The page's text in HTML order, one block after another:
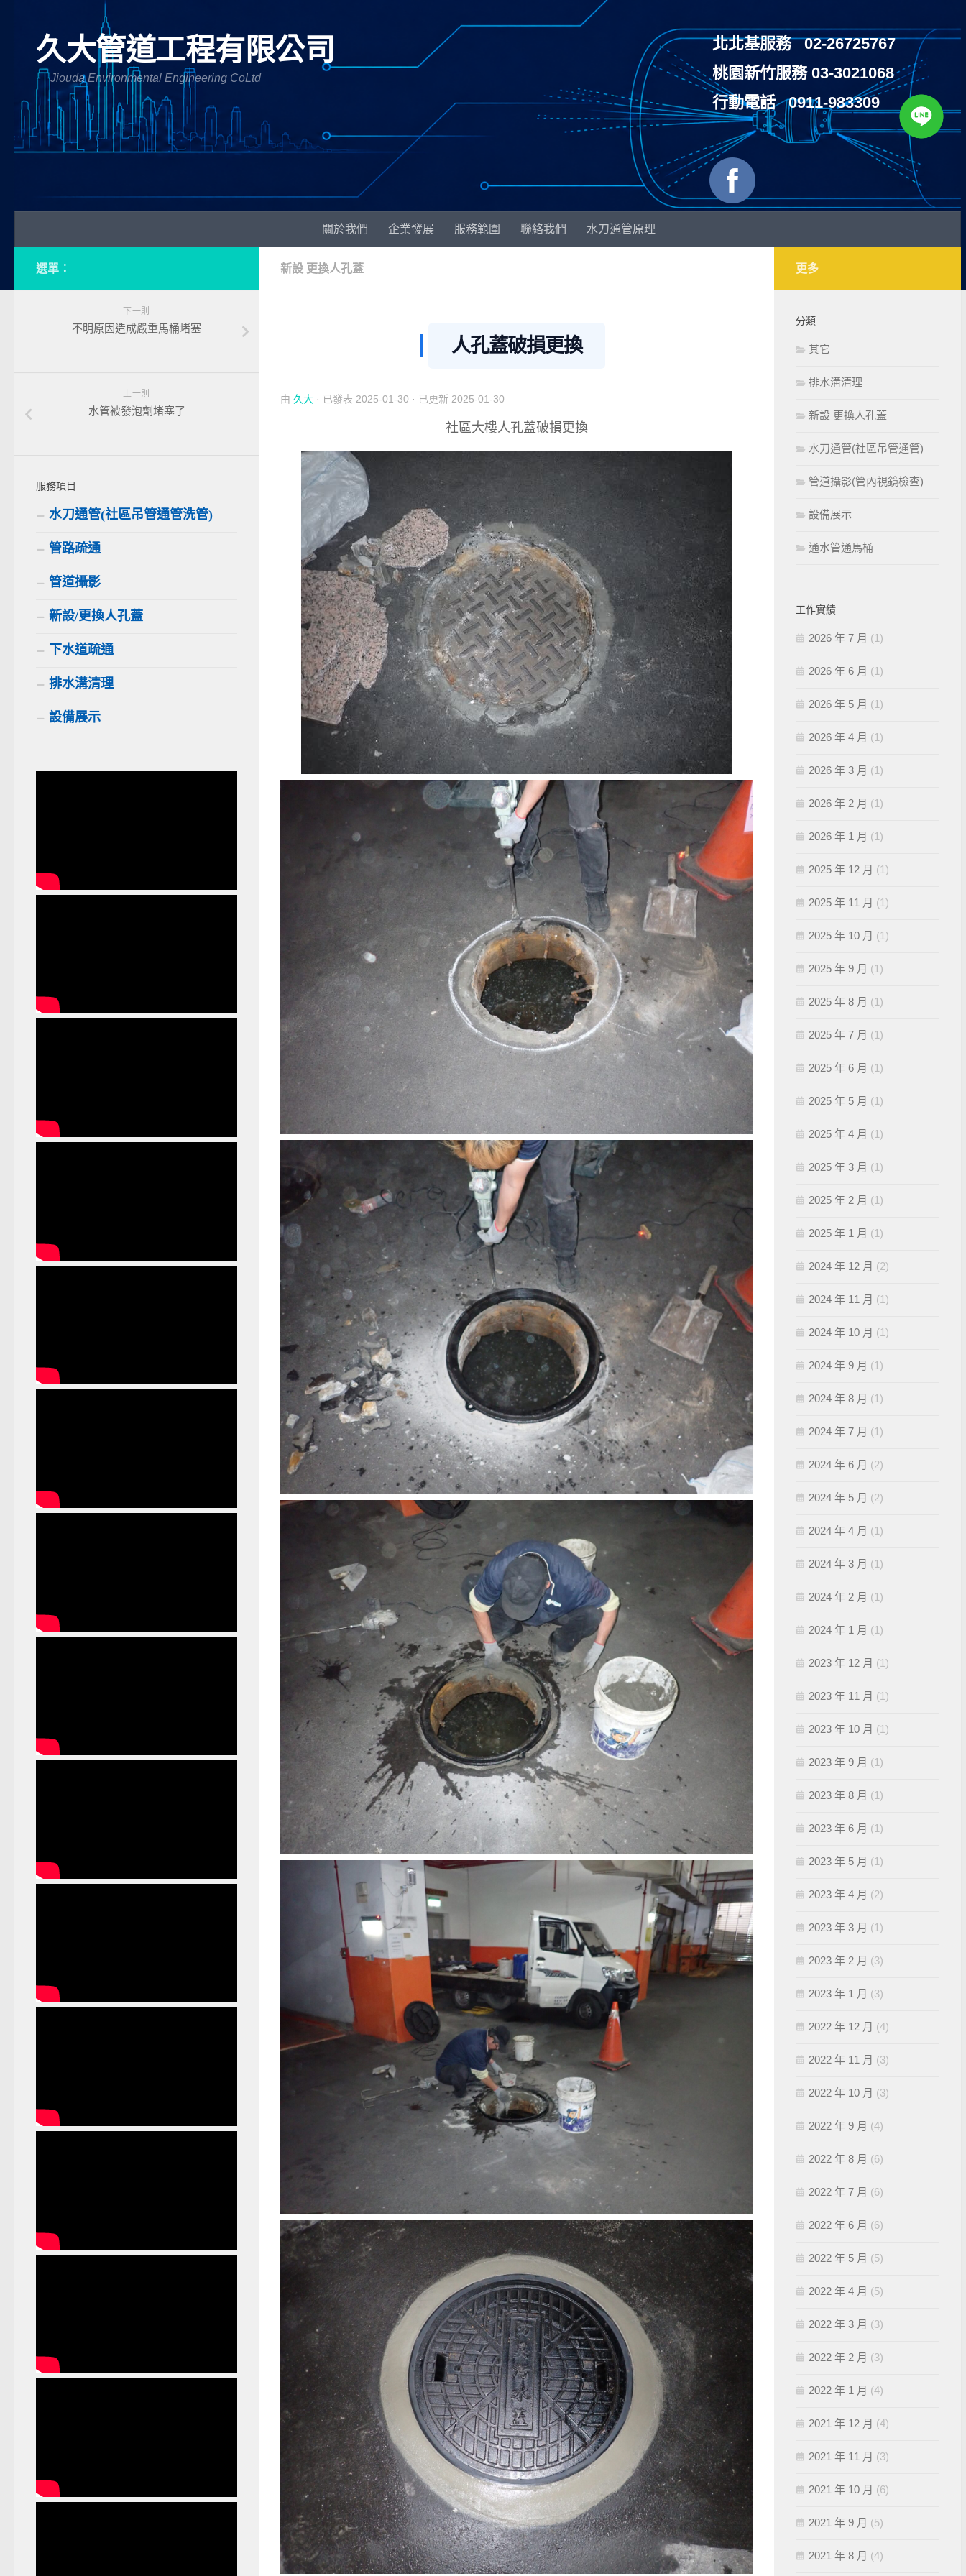
久大管道工程有限公司
Jiouda Environmental Engineering CoLtd
北北基服務 02-26725767
桃園新竹服務 03-3021068
行動電話 0911-983309
關於我們 企業發展 服務範圍 聯絡我們 水刀通管原理
新設 更換人孔蓋
人孔蓋破損更換
由 久大 · 已發表 2025-01-30 · 已更新 2025-01-30
社區大樓人孔蓋破損更換
選單：
下一則
不明原因造成嚴重馬桶堵塞
上一則
水管被發泡劑堵塞了
服務項目
水刀通管(社區吊管通管洗管)
管路疏通
管道攝影
新設/更換人孔蓋
下水道疏通
排水溝清理
設備展示
更多
分類
其它
排水溝清理
新設 更換人孔蓋
水刀通管(社區吊管通管)
管道攝影(管內視鏡檢查)
設備展示
通水管通馬桶
工作實績
2026 年 7 月 (1)
2026 年 6 月 (1)
2026 年 5 月 (1)
2026 年 4 月 (1)
2026 年 3 月 (1)
2026 年 2 月 (1)
2026 年 1 月 (1)
2025 年 12 月 (1)
2025 年 11 月 (1)
2025 年 10 月 (1)
2025 年 9 月 (1)
2025 年 8 月 (1)
2025 年 7 月 (1)
2025 年 6 月 (1)
2025 年 5 月 (1)
2025 年 4 月 (1)
2025 年 3 月 (1)
2025 年 2 月 (1)
2025 年 1 月 (1)
2024 年 12 月 (2)
2024 年 11 月 (1)
2024 年 10 月 (1)
2024 年 9 月 (1)
2024 年 8 月 (1)
2024 年 7 月 (1)
2024 年 6 月 (2)
2024 年 5 月 (2)
2024 年 4 月 (1)
2024 年 3 月 (1)
2024 年 2 月 (1)
2024 年 1 月 (1)
2023 年 12 月 (1)
2023 年 11 月 (1)
2023 年 10 月 (1)
2023 年 9 月 (1)
2023 年 8 月 (1)
2023 年 6 月 (1)
2023 年 5 月 (1)
2023 年 4 月 (2)
2023 年 3 月 (1)
2023 年 2 月 (3)
2023 年 1 月 (3)
2022 年 12 月 (4)
2022 年 11 月 (3)
2022 年 10 月 (3)
2022 年 9 月 (4)
2022 年 8 月 (6)
2022 年 7 月 (6)
2022 年 6 月 (6)
2022 年 5 月 (5)
2022 年 4 月 (5)
2022 年 3 月 (3)
2022 年 2 月 (3)
2022 年 1 月 (4)
2021 年 12 月 (4)
2021 年 11 月 (3)
2021 年 10 月 (6)
2021 年 9 月 (5)
2021 年 8 月 (4)